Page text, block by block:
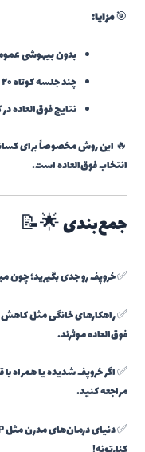
🎯مزایا:
بدون بیهوشی
چند جلسه کوتاه ۲۰ دقیقه‌ای.
نتایج فوق‌العاده
🔥 این روش مخصوصاً برای
انتخاب فوق‌العاده‌ است.
جمع‌بندی 🌟📝
✅ خروپف رو جدی بگیرید؛ چون
✅ راهکارهای خانگی مثل کاهش
فوق‌العاده موثرند.
✅ اگر خروپف شدیده یا همراه
مراجعه کنید.